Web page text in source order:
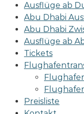
Ausflüge ab
Abu Dhabi
Abu Dhabi
Ausflüge ab
Tickets
Preisliste